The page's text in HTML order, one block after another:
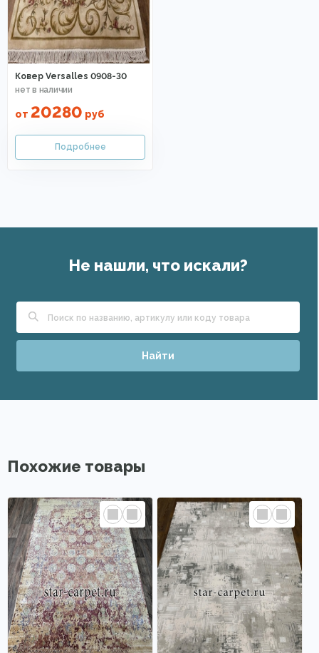
Ковер Versalles 0908-30
от 20280 руб
Не нашли, что искали?
Найти
Похожие товары